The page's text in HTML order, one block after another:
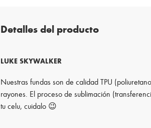
Detalles del producto
LUKE SKYWALKER
Nuestras fundas son de calidad TPU
rayones. El proceso de sublimación
tu celu, cuidalo 😉